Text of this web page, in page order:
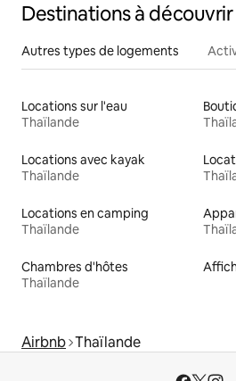
Destinations à découvrir
Autres types de logements
Locations sur l'eau
Thaïlande
Locations avec kayak
Thaïlande
Locations en camping
Thaïlande
Chambres d'hôtes
Thaïlande
Airbnb Thaïlande